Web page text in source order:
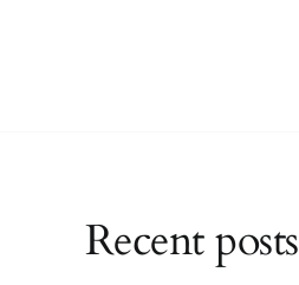
Recent posts